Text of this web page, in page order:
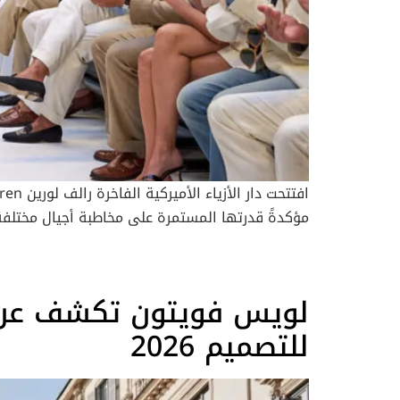
مؤكدةً قدرتها المستمرة على مخاطبة أجيال
الدقيقة والانسيابية المريحة. وقد عكست هذه
تقنيات الباتشورك والأقمشة الغنية بالملمس
لويس فويتون تكشف
للتصميم 2026